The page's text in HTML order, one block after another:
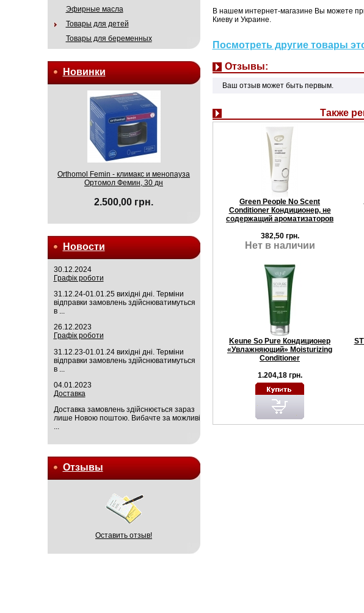
Эфирные масла
Товары для детей
Товары для беременных
Новинки
Orthomol Femin - климакс и менопауза
Ортомол Фемин, 30 дн
2.500,00 грн.
Новости
30.12.2024
Графік роботи
31.12.24-01.01.25 вихідні дні. Терміни
відправки замовлень здійснюватимуться
в ...
26.12.2023
Графік роботи
31.12.23-01.01.24 вихідні дні. Терміни
відправки замовлень здійснюватимуться
в ...
04.01.2023
Доставка
Доставка замовлень здійснюється зараз
лише Новою поштою. Вибачте за можливі
...
Отзывы
Оставить отзыв!
В нашем интернет-магазине Вы можете
Киеву и Украине.
Посмотреть другие товары
Отзывы:
Ваш отзыв может быть первым.
Также
Green People No Scent
Conditioner Кондиционер, не
содержащий ароматизаторов
382,50 грн.
Нет в наличии
Keune So Pure Кондиционер
«Увлажняющий» Moisturizing
Conditioner
1.204,18 грн.